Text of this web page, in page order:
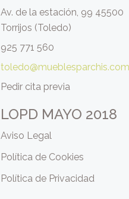
Av. de la estación, 99 45500
Torrijos (Toledo)
925 771 560
toledo@mueblesparchis.com
Pedir cita previa
LOPD MAYO 2018
Aviso Legal
Política de Cookies
Política de Privacidad